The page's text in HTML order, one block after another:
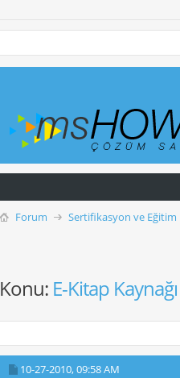
Forum Sertifikasyon ve Eğitim
Konu: E-Kitap Kaynağı
10-27-2010,09:58 AM